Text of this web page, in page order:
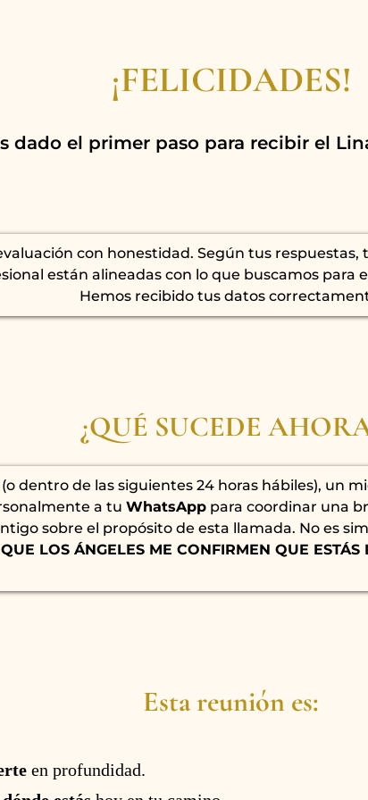
¡FELICIDADES!
dado el primer paso para recibir el
con honestidad. Según tus
están alineadas con lo que buscamos para
Hemos recibido tus datos
¿QUÉ SUCEDE
dentro de las siguientes 24 horas hábiles), un
a tu WhatsApppara coordinar una
sobre el propósito de esta llamada. No es
LOS ÁNGELES ME CONFIRMEN QUE ESTÁS
Esta reunión es:
en profundidad.